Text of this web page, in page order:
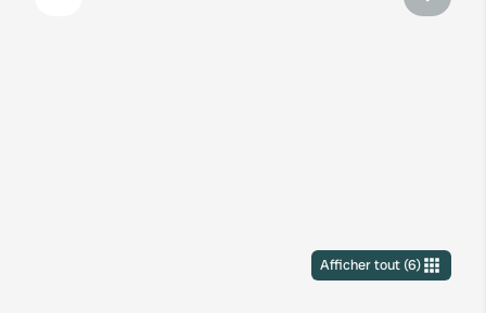
Préféré
Afficher tout(6)